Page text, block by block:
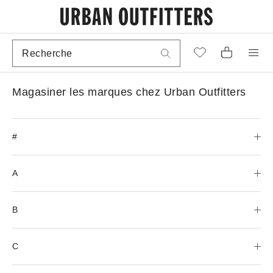
Magasiner les marques chez Urban Outfitters
#
A
B
C